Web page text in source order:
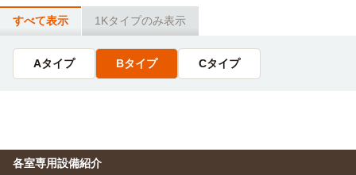
すべて表示 1Kタイプのみ表示
Aタイプ Bタイプ Cタイプ
各室専用設備紹介